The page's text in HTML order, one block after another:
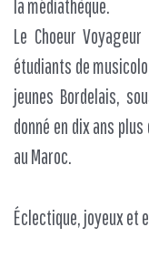
la médiathèque.
Le Choeur
étudiants de
jeunes Bordelais,
donné en dix ans
au Maroc.
Éclectique, joyeux et